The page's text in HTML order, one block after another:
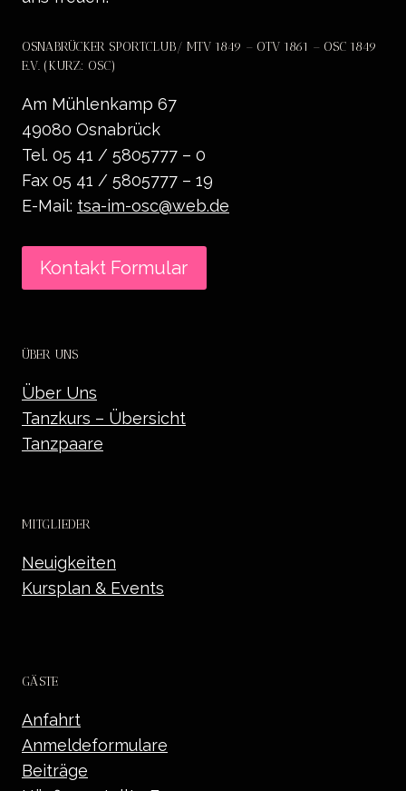
OSNABRÜCKER SPORTCLUB/ MTV 1849 – OTV 1861 – OSC 1849
E.V. (KURZ: OSC)
Am Mühlenkamp 67
49080 Osnabrück
Tel. 05 41 / 5805777 – 0
Fax 05 41 / 5805777 – 19
E-Mail: tsa-im-osc@web.de
Kontakt Formular
ÜBER UNS
Über Uns
Tanzkurs – Übersicht
Tanzpaare
MITGLIEDER
Neuigkeiten
Kursplan & Events
GÄSTE
Anfahrt
Anmeldeformulare
Beiträge